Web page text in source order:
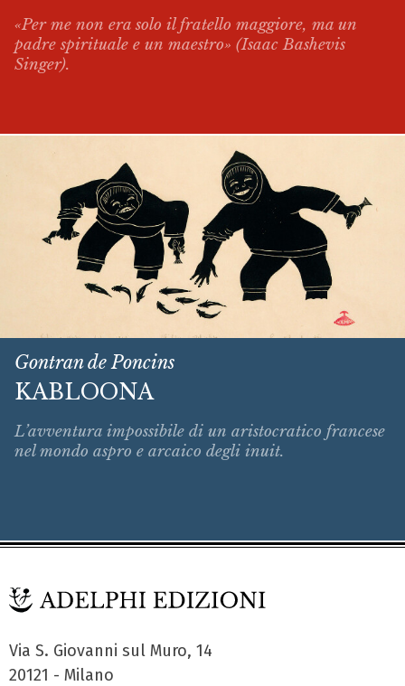
«Per me non era solo il fratello maggiore, ma un
padre spirituale e un maestro» (Isaac Bashevis
Singer).
Gontran de Poncins
KABLOONA
L’avventura impossibile di un aristocratico francese
nel mondo aspro e arcaico degli inuit.
Via S. Giovanni sul Muro, 14
20121 - Milano